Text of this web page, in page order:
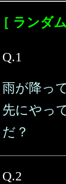
［ ランダ
Q.1
雨が降っ
先にやっ
だ？
Q.2